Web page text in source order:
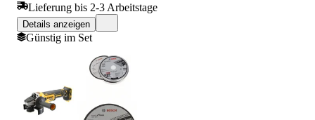
Lieferung bis 2-3 Arbeitstage
Details anzeigen
Günstig im Set